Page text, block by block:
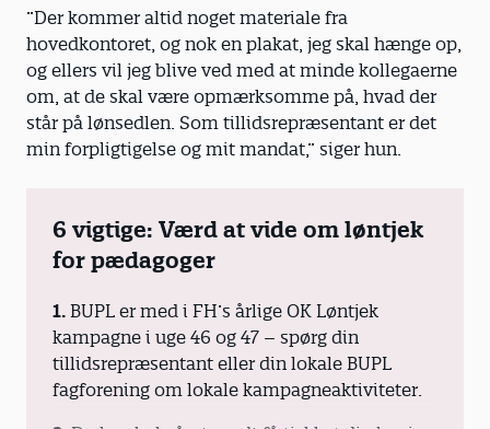
”Der kommer altid noget materiale fra
hovedkontoret, og nok en plakat, jeg skal hænge op,
og ellers vil jeg blive ved med at minde kollegaerne
om, at de skal være opmærksomme på, hvad der
står på lønsedlen. Som tillidsrepræsentant er det
min forpligtigelse og mit mandat,” siger hun.
6 vigtige: Værd at vide om løntjek
for pædagoger
1. BUPL er med i FH’s årlige OK Løntjek
kampagne i uge 46 og 47 – spørg din
tillidsrepræsentant eller din lokale BUPL
fagforening om lokale kampagneaktiviteter.